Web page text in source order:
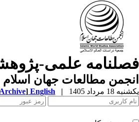
فصلنامه علمی-
انجمن مطالعات جهان اسلام
یکشنبه 18 مرداد 1405 |
English
Archive]